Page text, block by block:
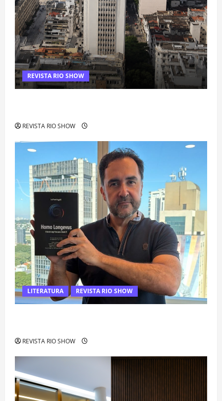
REVISTA RIO SHOW
REVISTA RIO SHOW
LITERATURA REVISTA RIO SHOW
REVISTA RIO SHOW